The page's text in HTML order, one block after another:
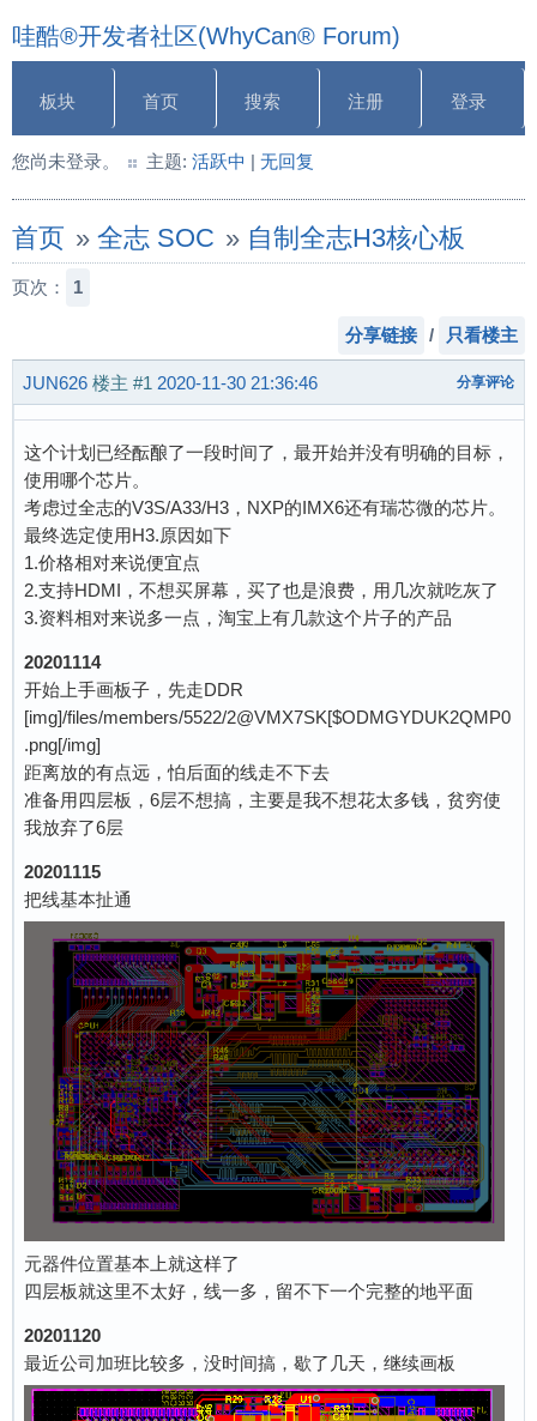
哇酷®开发者社区(WhyCan® Forum)
板块 首页 搜索 注册 登录
您尚未登录。 主题: 活跃中 | 无回复
首页 » 全志 SOC » 自制全志H3核心板
页次： 1
分享链接 / 只看楼主
JUN626 楼主 #1 2020-11-30 21:36:46 分享评论
这个计划已经酝酿了一段时间了，最开始并没有明确的目标，
使用哪个芯片。
考虑过全志的V3S/A33/H3，NXP的IMX6还有瑞芯微的芯片。
最终选定使用H3.原因如下
1.价格相对来说便宜点
2.支持HDMI，不想买屏幕，买了也是浪费，用几次就吃灰了
3.资料相对来说多一点，淘宝上有几款这个片子的产品
20201114
开始上手画板子，先走DDR
[img]/files/members/5522/2@VMX7SK[$ODMGYDUK2QMP0
.png[/img]
距离放的有点远，怕后面的线走不下去
准备用四层板，6层不想搞，主要是我不想花太多钱，贫穷使
我放弃了6层
20201115
把线基本扯通
元器件位置基本上就这样了
四层板就这里不太好，线一多，留不下一个完整的地平面
20201120
最近公司加班比较多，没时间搞，歇了几天，继续画板